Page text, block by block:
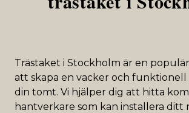
Trästaket i Stockholm är en
att skapa en vacker och
din tomt. Vi hjälper dig att hitta
hantverkare som kan installera ditt